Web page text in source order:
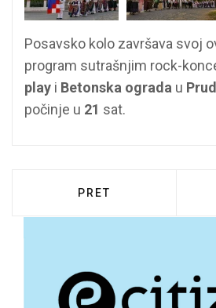
Posavsko kolo završava svoj
program sutrašnjim rock-
play i Betonska ograda u
počinje u 21 sat.
PRETHODNI
PRET